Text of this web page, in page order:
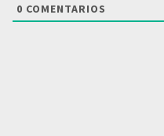
0 COMENTARIOS